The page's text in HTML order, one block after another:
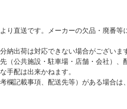
り直送です。メーカーの欠品・廃番等
納出荷は対応できない場合がございま
（公共施設・駐車場・店舗・会社）、
手配は出来かねます。
欄記載事項、配送先等）がある場合は